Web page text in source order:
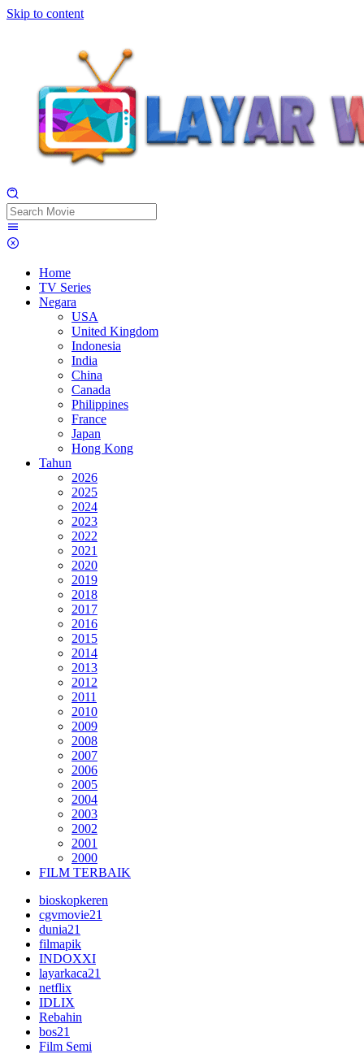
Skip to content
Home
TV Series
Negara
USA
United Kingdom
Indonesia
India
China
Canada
Philippines
France
Japan
Hong Kong
Tahun
2026
2025
2024
2023
2022
2021
2020
2019
2018
2017
2016
2015
2014
2013
2012
2011
2010
2009
2008
2007
2006
2005
2004
2003
2002
2001
2000
FILM TERBAIK
bioskopkeren
cgvmovie21
dunia21
filmapik
INDOXXI
layarkaca21
netflix
IDLIX
Rebahin
bos21
Film Semi